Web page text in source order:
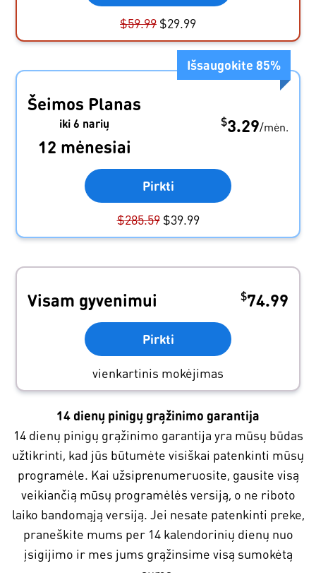
$59.99 $29.99
Šeimos Planas
iki 6 narių
12 mėnesiai
$3.29/mėn.
Pirkti
$285.59 $39.99
Išsaugokite 85%
Visam gyvenimui $74.99
Pirkti
vienkartinis mokėjimas
14 dienų pinigų grąžinimo garantija
14 dienų pinigų grąžinimo garantija yra mūsų būdas
užtikrinti, kad jūs būtumėte visiškai patenkinti mūsų
programėle. Kai užsiprenumeruosite, gausite visą
veikiančią mūsų programėlės versiją, o ne riboto
laiko bandomąją versiją. Jei nesate patenkinti preke,
praneškite mums per 14 kalendorinių dienų nuo
įsigijimo ir mes jums grąžinsime visą sumokėtą